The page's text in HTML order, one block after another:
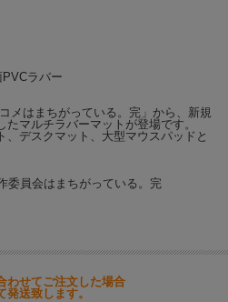
ラバー
メはまちがっている。完」から、新規
マルチラバーマットが登場です。
、デスクマット、大型マウスパッドと
委員会はまちがっている。完
わせてご注文した場合
送致します。